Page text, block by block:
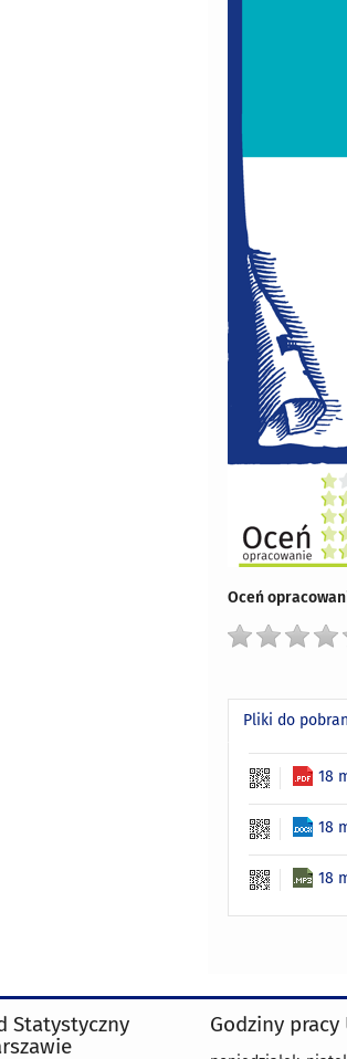
Oceń
Pliki do
18
18
18
Statystyczny
Godziny pracy